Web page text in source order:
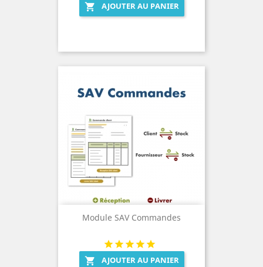

AJOUTER AU PANIER
Module SAV Commandes
 AJOUTER AU PANIER